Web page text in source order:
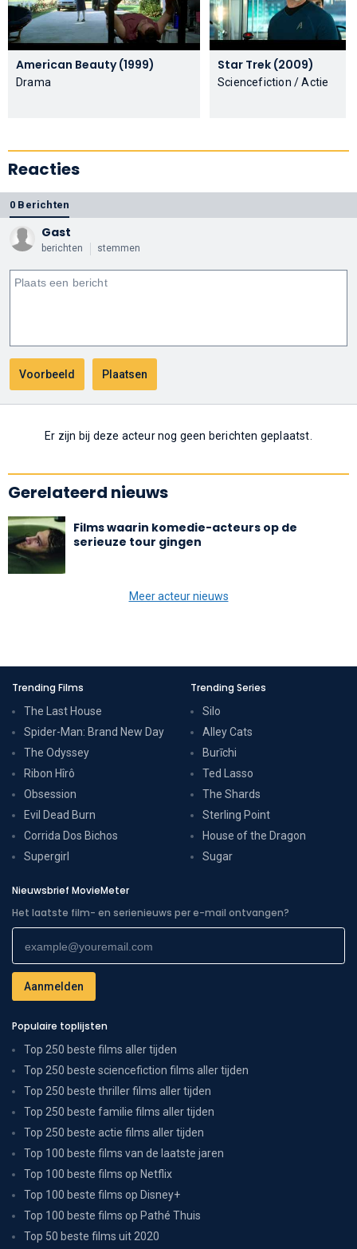
American Beauty (1999)
Drama
Star Trek (2009)
Sciencefiction / Actie
Reacties
0 Berichten
Gast
berichten stemmen
Er zijn bij deze acteur nog geen berichten geplaatst.
Gerelateerd nieuws
Films waarin komedie-acteurs op de
serieuze tour gingen
Meer acteur nieuws
Trending Films
The Last House
Spider-Man: Brand New Day
The Odyssey
Ribon Hîrô
Obsession
Evil Dead Burn
Corrida Dos Bichos
Supergirl
Trending Series
Silo
Alley Cats
Burīchi
Ted Lasso
The Shards
Sterling Point
House of the Dragon
Sugar
Nieuwsbrief MovieMeter
Het laatste film- en serienieuws per e-mail ontvangen?
Populaire toplijsten
Top 250 beste films aller tijden
Top 250 beste sciencefiction films aller tijden
Top 250 beste thriller films aller tijden
Top 250 beste familie films aller tijden
Top 250 beste actie films aller tijden
Top 100 beste films van de laatste jaren
Top 100 beste films op Netflix
Top 100 beste films op Disney+
Top 100 beste films op Pathé Thuis
Top 50 beste films uit 2020